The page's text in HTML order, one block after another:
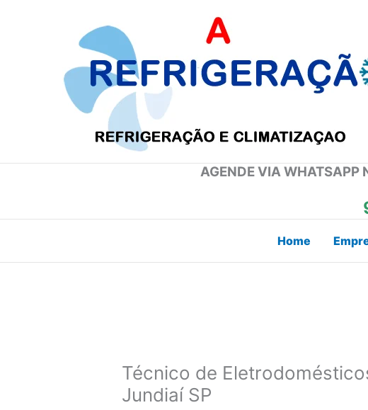
AGENDE VIA WHATSAPP
Home
Técnico de
Jundiaí SP